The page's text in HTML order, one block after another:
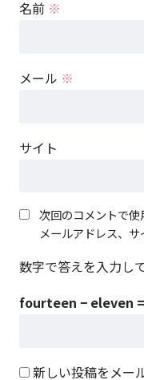
名前 ※
メール ※
サイト
次回のコメントで使
メールアドレス、サ
数字で答えを入力し
fourteen − eleven =
新しい投稿をメー